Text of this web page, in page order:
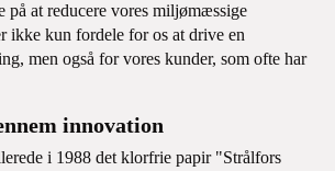
på at reducere vores miljømæssige
ikke kun fordele for os at drive en
men også for vores kunder, som ofte har
innovation
i 1988 det klorfrie papir "Strålfors